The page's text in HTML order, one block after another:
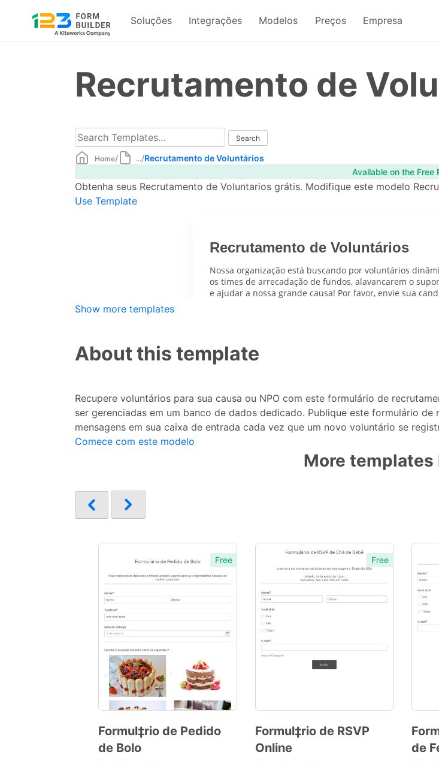
Soluções Integrações Modelos Preços Empresa
Recrutamento de
Home/ .../Recrutamento de Voluntários
Available on the Free
Obtenha seus Recrutamento de Voluntarios grátis. Modifique este modelo
Use Template
Show more templates
About this template
Recupere voluntários para sua causa ou NPO com este formulário de
ser gerenciadas em um banco de dados dedicado. Publique este formulário
mensagens em sua caixa de entrada cada vez que um novo voluntário se
Comece com este modelo
More templates
Free
Formul‡rio de Pedido
de Bolo
Free
Formul‡rio de RSVP
Online
de